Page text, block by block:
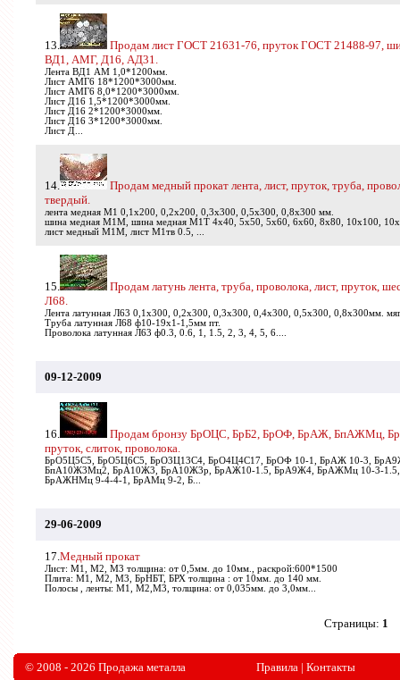
13.
Продам лист ГОСТ 21631-76, пруток ГОСТ 21488-97,
ВД1, АМГ, Д16, АД31.
Лента ВД1 АМ 1,0*1200мм.
Лист АМГ6 18*1200*3000мм.
Лист АМГ6 8,0*1200*3000мм.
Лист Д16 1,5*1200*3000мм.
Лист Д16 2*1200*3000мм.
Лист Д16 3*1200*3000мм.
Лист Д...
14.
Продам медный прокат лента, лист, пруток, труба,
твердый.
лента медная М1 0,1х200, 0,2х200, 0,3х300, 0,5х300, 0,8х300 мм.
шина медная М1М, шина медная М1Т 4х40, 5х50, 5х60, 6х60, 8х80, 10х100,
лист медный М1М, лист М1тв 0.5, ...
15.
Продам латунь лента, труба, проволока, лист, пруток,
Л68.
Лента латунная Л63 0,1х300, 0,2х300, 0,3х300, 0,4х300, 0,5х300, 0,8х300мм.
Труба латунная Л68 ф10-19х1-1,5мм пт.
Проволока латунная Л63 ф0.3, 0.6, 1, 1.5, 2, 3, 4, 5, 6....
09-12-2009
16.
Продам бронзу БрОЦС, БрБ2, БрОФ, БрАЖ, БпАЖМц,
пруток, слиток, проволока.
БрО5Ц5С5, БрО5Ц6С5, БрО3Ц13С4, БрО4Ц4С17, БрОФ 10-1, БрАЖ 10-3,
БпА10Ж3Мц2, БрА10Ж3, БрА10Ж3р, БрАЖ10-1.5, БрА9Ж4, БрАЖМц 10-3-
БрАЖНМц 9-4-4-1, БрАМц 9-2, Б...
29-06-2009
17.Медный прокат
Лист: М1, М2, М3 толщина: от 0,5мм. до 10мм., раскрой:600*1500
Плита: М1, М2, М3, БрНБТ, БРХ толщина : от 10мм. до 140 мм.
Полосы , ленты: М1, М2,М3, толщина: от 0,035мм. до 3,0мм...
Страницы: 1
© 2008 - 2026 Продажа металла Правила | Контакты